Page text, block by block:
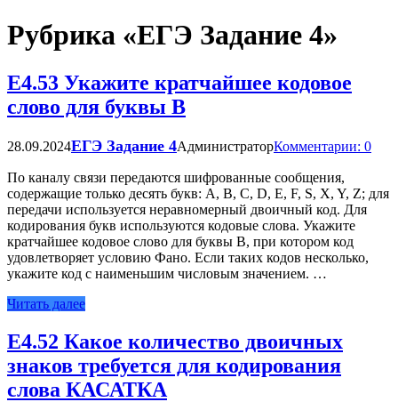
Рубрика «ЕГЭ Задание 4»
Е4.53 Укажите кратчайшее кодовое
слово для буквы B
28.09.2024ЕГЭ Задание 4АдминистраторКомментарии: 0
По каналу связи передаются шифрованные сообщения,
содержащие только десять букв: А, B, C, D, E, F, S, X, Y, Z; для
передачи используется неравномерный двоичный код. Для
кодирования букв используются кодовые слова. Укажите
кратчайшее кодовое слово для буквы B, при котором код
удовлетворяет условию Фано. Если таких кодов несколько,
укажите код с наименьшим числовым значением. …
Читать далее
Е4.52 Какое количество двоичных
знаков требуется для кодирования
слова КАСАТКА